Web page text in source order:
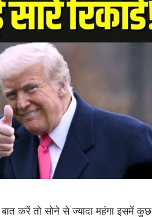
करें तो सोने से ज्यादा महंगा इसमें कुछ